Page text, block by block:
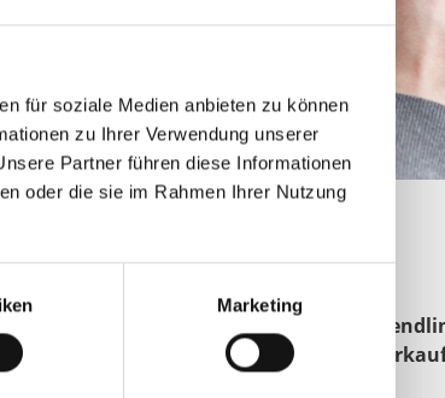
für soziale Medien anbieten zu können
zu Ihrer Verwendung unserer
Partner führen diese Informationen
oder die sie im Rahmen Ihrer Nutzung
Marketing
Käufer finden
das Formular ein.
Senden Sie uns Ihre
Ihr Projekt.